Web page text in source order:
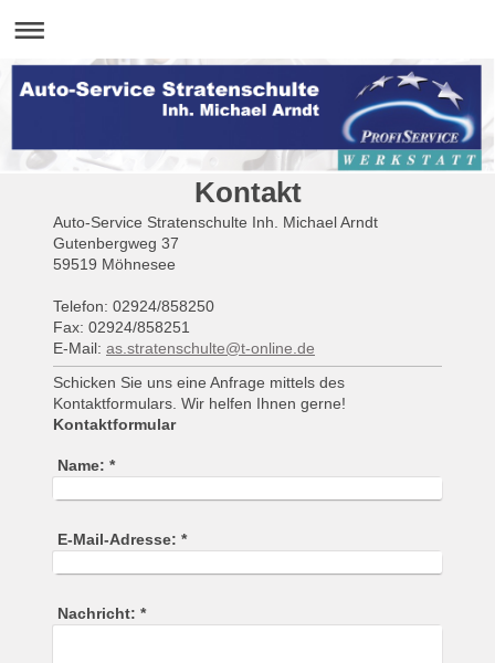
Kontakt
Auto-Service Stratenschulte Inh. Michael Arndt
Gutenbergweg 37
59519 Möhnesee
Telefon: 02924/858250
Fax: 02924/858251
E-Mail: as.stratenschulte@t-online.de
Schicken Sie uns eine Anfrage mittels des
Kontaktformulars. Wir helfen Ihnen gerne!
Kontaktformular
Name: *
E-Mail-Adresse: *
Nachricht: *